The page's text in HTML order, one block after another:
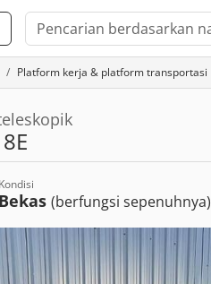
Platform kerja & platform transportasi
Kondisi
Bekas (berfungsi sepenuhnya)